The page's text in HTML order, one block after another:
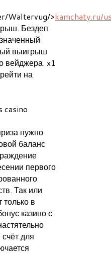
Waltervug/>kamchaty.ru/
Бездеп
выигрыш
вейджера. x1
на
casino
нужно
баланс
первого
Так или
только в
казино с
для